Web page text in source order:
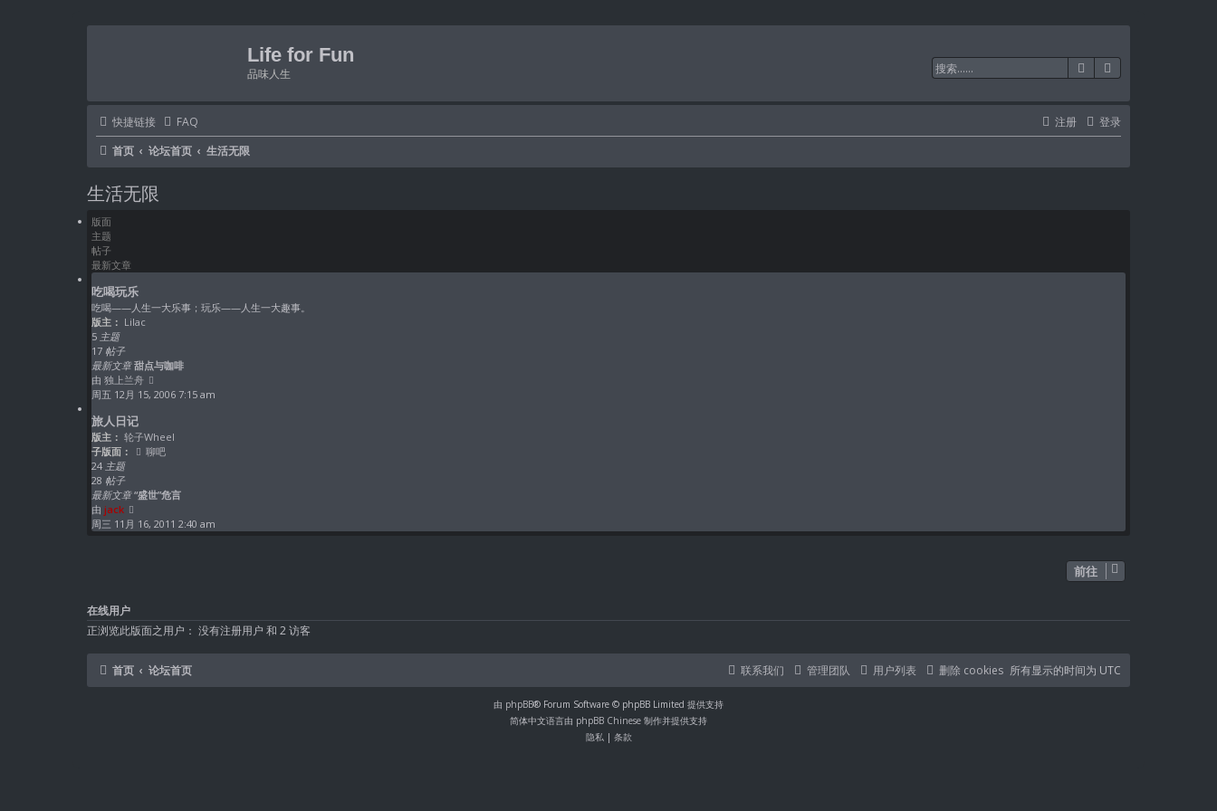
Life for Fun
品味人生 搜索
快捷链接 FAQ 登录
注册
首页
论坛首页 生活无限
生活无限
版面
主题
帖子
最新文章
吃喝玩乐
吃喝——人生一大乐事；玩乐——人生一大趣事。
版主： Lilac
5 主题
17 帖子
最新文章 甜点与咖啡
由 独上兰舟
看
帖
子
周五 12月 15, 2006 7:15 am
旅人日记
版主： 轮子Wheel
子版面：
聊吧
24 主题
28 帖子
最新文章 “盛世”危言
由 jack
看
周三 11月 16, 2011 2:40 am
前往
在线用户
正浏览此版面之用户： 没有注册用户 和 2 访客
首页 论坛首页 所有显示的时间为 UTC
删除 cookies
用户列表
管理团队
联系我们
由 phpBB® Forum Software © phpBB Limited 提供支持
简体中文语言由 phpBB Chinese 制作并提供支持
隐私| 条款